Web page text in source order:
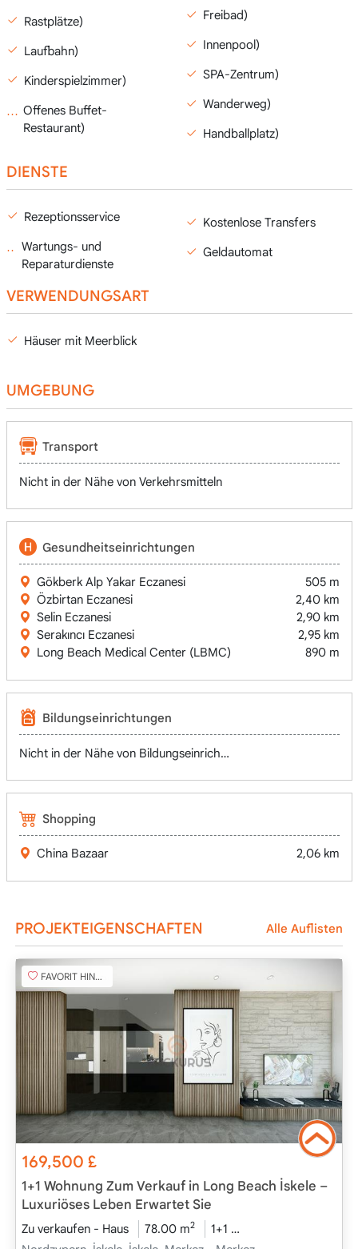
Rastplätze)
Laufbahn)
Kinderspielzimmer)
Offenes Buffet-
Restaurant)
Freibad)
Innenpool)
SPA-Zentrum)
Wanderweg)
Handballplatz)
DIENSTE
Rezeptionsservice
Wartungs- und
Reparaturdienste
Kostenlose Transfers
Geldautomat
VERWENDUNGSART
Häuser mit Meerblick
UMGEBUNG
Transport
Nicht in der Nähe von Verkehrsmitteln
Gesundheitseinrichtungen
Gökberk Alp Yakar Eczanesi
505 m
Özbirtan Eczanesi
2,40 km
Selin Eczanesi
2,90 km
Serakıncı Eczanesi
2,95 km
Long Beach Medical Center (LBMC)
890 m
Bildungseinrichtungen
Nicht in der Nähe von Bildungseinrichtungen
Shopping
China Bazaar 2,06 km
PROJEKTEIGENSCHAFTEN Alle Auflisten
FAVORIT HINZUFÜGEN
169,500£
1+1 Wohnung Zum Verkauf in Long Beach İskele –
Luxuriöses Leben Erwartet Sie
Zu verkaufen - Haus 78.00 m2 1+1